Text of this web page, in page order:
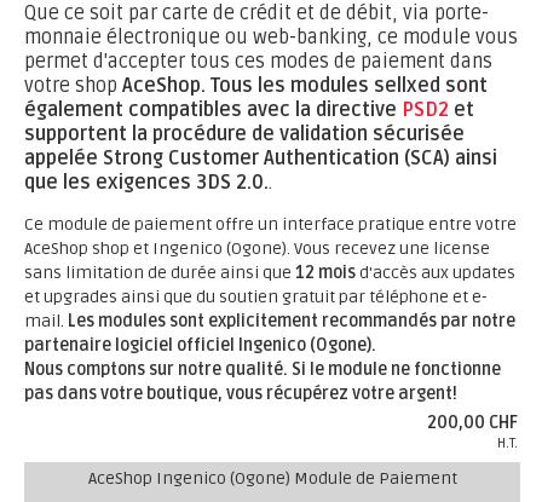
Que ce soit par carte de crédit et de débit, via porte-
monnaie électronique ou web-banking, ce module vous
permet d'accepter tous ces modes de paiement dans
votre shop AceShop. Tous les modules sellxed sont
également compatibles avec la directive PSD2 et
supportent la procédure de validation sécurisée
appelée Strong Customer Authentication (SCA) ainsi
que les exigences 3DS 2.0..
Ce module de paiement offre un interface pratique entre votre
AceShop shop et Ingenico (Ogone). Vous recevez une license
sans limitation de durée ainsi que 12 moisd'accès aux updates
et upgrades ainsi que du soutien gratuit par téléphone et e-
mail. Les modules sont explicitement recommandés par notre
partenaire logiciel officiel Ingenico (Ogone).
Nous comptons sur notre qualité. Si le module ne fonctionne
pas dans votre boutique, vous récupérez votre argent!
200,00 CHF
H.T.
AceShop Ingenico (Ogone) Module de Paiement